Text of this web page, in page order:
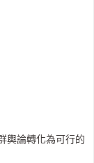
輿論轉化為可行的